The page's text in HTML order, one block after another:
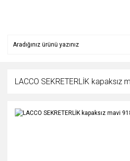
LACCO SEKRETERLİK kapaksız